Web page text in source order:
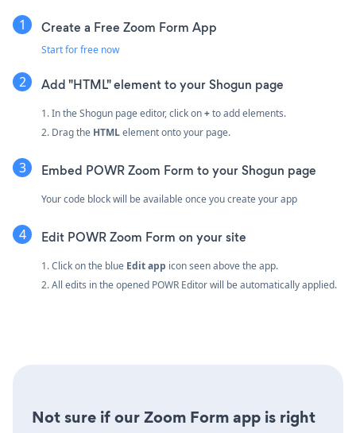
Create a Free Zoom Form App
Start for free now
Add "HTML" element to your Shogun page
1. In the Shogun page editor, click on+to add elements.
2. Drag the HTMLelement onto your page.
Embed POWR Zoom Form to your Shogun page
Your code block will be available once you create your app
Edit POWR Zoom Form on your site
1. Click on the blue Edit app icon seen above the app.
2. All edits in the opened POWR Editor will be automatically applied.
Not sure if our Zoom Form app is right